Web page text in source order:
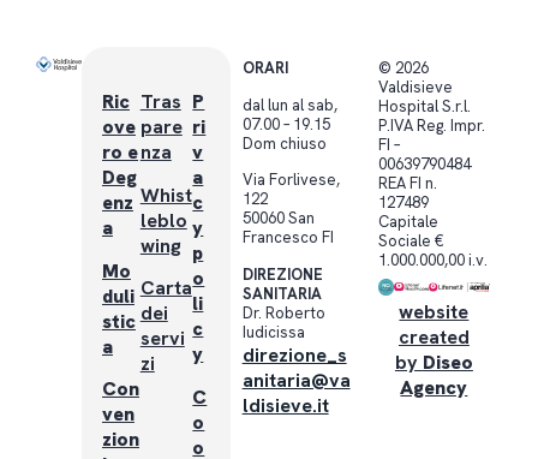
© 2026
Valdisieve
Hospital S.r.l.
P.IVA Reg. Impr.
FI –
00639790484
REA FI n.
127489
Capitale
Sociale €
1.000.000,00 i.v.
website
created
by Diseo
Agency
ORARI
dal lun al sab,
07.00 – 19.15
Dom chiuso
Via Forlivese,
122
50060 San
Francesco FI
DIREZIONE
SANITARIA
Dr. Roberto
Iudicissa
direzione_s
anitaria@va
ldisieve.it
Ric
ove
ro e
Deg
enz
a
Mo
duli
stic
a
Con
ven
zion
Tras
pare
nza
Whist
leblo
wing
Carta
dei
servi
zi
P
ri
v
a
c
y
p
o
li
c
y
C
o
o